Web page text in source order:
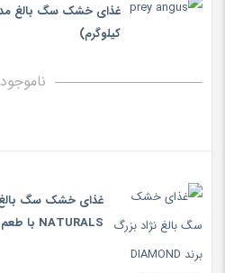
کیلوگرم)
ناموجود
NATURALS با طعم بره و برنج